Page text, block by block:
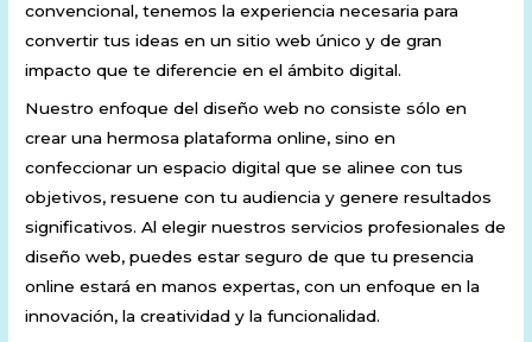
convencional, tenemos la experiencia necesaria para
convertir tus ideas en un sitio web único y de gran
impacto que te diferencie en el ámbito digital.
Nuestro enfoque del diseño web no consiste sólo en
crear una hermosa plataforma online, sino en
confeccionar un espacio digital que se alinee con tus
objetivos, resuene con tu audiencia y genere resultados
significativos. Al elegir nuestros servicios profesionales de
diseño web, puedes estar seguro de que tu presencia
online estará en manos expertas, con un enfoque en la
innovación, la creatividad y la funcionalidad.